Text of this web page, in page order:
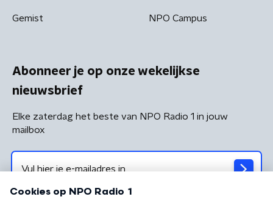
Gemist NPO Campus
Abonneer je op onze wekelijkse
nieuwsbrief
Elke zaterdag het beste van NPO Radio 1 in jouw
mailbox